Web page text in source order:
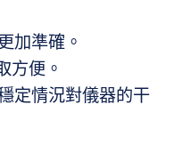
加準確。
方便。
定情況對儀器的干